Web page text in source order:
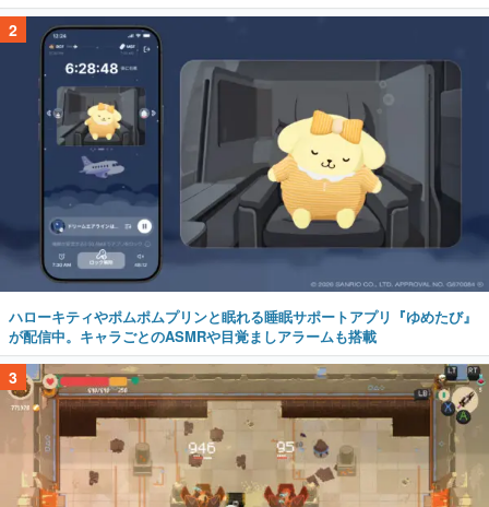
2
ハローキティやポムポムプリンと眠れる睡眠サポートアプリ『ゆめたび』
が配信中。キャラごとのASMRや目覚ましアラームも搭載
3